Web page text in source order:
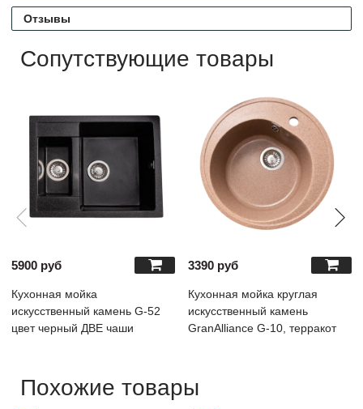
Отзывы
Сопутствующие товары
5900 руб
Кухонная мойка
искусственный камень G-52
цвет черный ДВЕ чаши
3390 руб
Кухонная мойка круглая
искусственный камень
GranAlliance G-10, терракот
Похожие товары